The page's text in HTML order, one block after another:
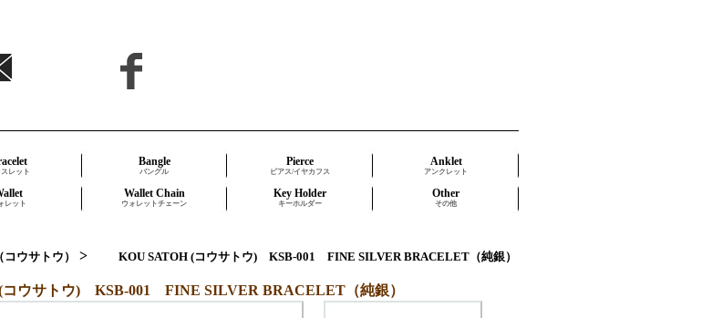
スレット
Bangle
バングル
Pierce
ピアス/イヤカフス
Anklet
アンクレット
レット
Wallet Chain
ウォレットチェーン
Key Holder
キーホルダー
Other
その他
ウサトウ） > KOU SATOH (コウサトウ) KSB-001 FINE SILVER BRACELET（純銀）
コウサトウ) KSB-001 FINE SILVER BRACELET（純銀）